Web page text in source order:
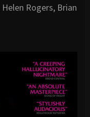
Rogers, Brian